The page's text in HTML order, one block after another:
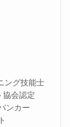
ング技能士
協会認定
ンカー